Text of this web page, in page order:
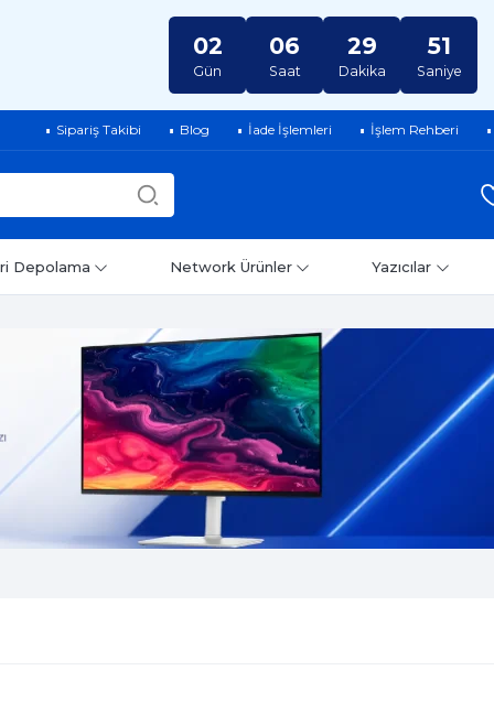
02
Gün
06
Saat
29
Dakika
50
Saniye
Sipariş Takibi Blog İade İşlemleri İşlem Rehberi
Depolama Network Ürünler Yazıcılar